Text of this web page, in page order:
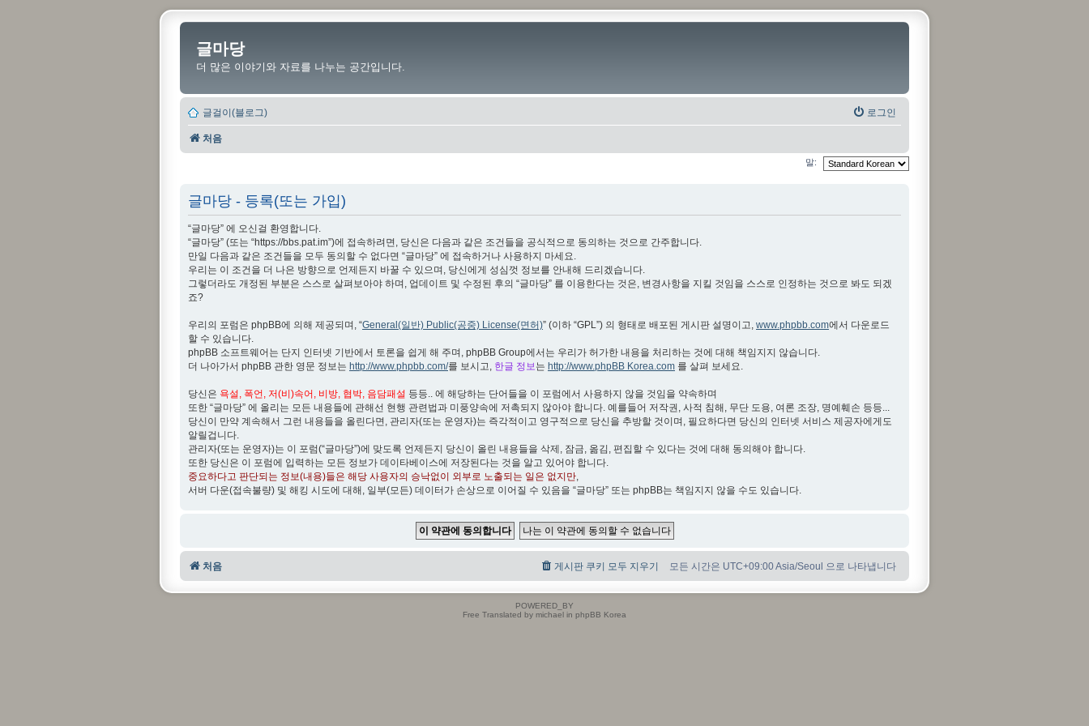
글마당
더 많은 이야기와 자료를 나누는 공간입니다.
글걸이(블로그) 로그인
처음
말:
글마당 - 등록(또는 가입)
“글마당” 에 오신걸 환영합니다.
“글마당” (또는 “https://bbs.pat.im”)에 접속하려면, 당신은 다음과 같은 조건들을 공식적으로 동의하는 것으로 간주합니다.
만일 다음과 같은 조건들을 모두 동의할 수 없다면 “글마당” 에 접속하거나 사용하지 마세요.
우리는 이 조건을 더 나은 방향으로 언제든지 바꿀 수 있으며, 당신에게 성심껏 정보를 안내해 드리겠습니다.
그렇더라도 개정된 부분은 스스로 살펴보아야 하며, 업데이트 및 수정된 후의 “글마당” 를 이용한다는 것은, 변경사항을 지킬 것임을 스스로 인정하는 것으로 봐도 되겠
죠?
우리의 포럼은 phpBB에 의해 제공되며, “General(일반) Public(공중) License(면허)” (이하 “GPL”) 의 형태로 배포된 게시판 설명이고, www.phpbb.com에서 다운로드
할 수 있습니다.
phpBB 소프트웨어는 단지 인터넷 기반에서 토론을 쉽게 해 주며, phpBB Group에서는 우리가 허가한 내용을 처리하는 것에 대해 책임지지 않습니다.
더 나아가서 phpBB 관한 영문 정보는 http://www.phpbb.com/를 보시고, 한글 정보는 http://www.phpBB Korea.com 를 살펴 보세요.
당신은 욕설, 폭언, 저(비)속어, 비방, 협박, 음담패설 등등.. 에 해당하는 단어들을 이 포럼에서 사용하지 않을 것임을 약속하며
또한 “글마당” 에 올리는 모든 내용들에 관해선 현행 관련법과 미풍양속에 저촉되지 않아야 합니다. 예를들어 저작권, 사적 침해, 무단 도용, 여론 조장, 명예훼손 등등...
당신이 만약 계속해서 그런 내용들을 올린다면, 관리자(또는 운영자)는 즉각적이고 영구적으로 당신을 추방할 것이며, 필요하다면 당신의 인터넷 서비스 제공자에게도
알릴겁니다.
관리자(또는 운영자)는 이 포럼(“글마당”)에 맞도록 언제든지 당신이 올린 내용들을 삭제, 잠금, 옮김, 편집할 수 있다는 것에 대해 동의해야 합니다.
또한 당신은 이 포럼에 입력하는 모든 정보가 데이타베이스에 저장된다는 것을 알고 있어야 합니다.
중요하다고 판단되는 정보(내용)들은 해당 사용자의 승낙없이 외부로 노출되는 일은 없지만,
서버 다운(접속불량) 및 해킹 시도에 대해, 일부(모든) 데이터가 손상으로 이어질 수 있음을 “글마당” 또는 phpBB는 책임지지 않을 수도 있습니다.
처음 모든 시간은 UTC+09:00 Asia/Seoul 으로 나타냅니다
게시판 쿠키 모두 지우기
POWERED_BY
Free Translated by michael in phpBB Korea